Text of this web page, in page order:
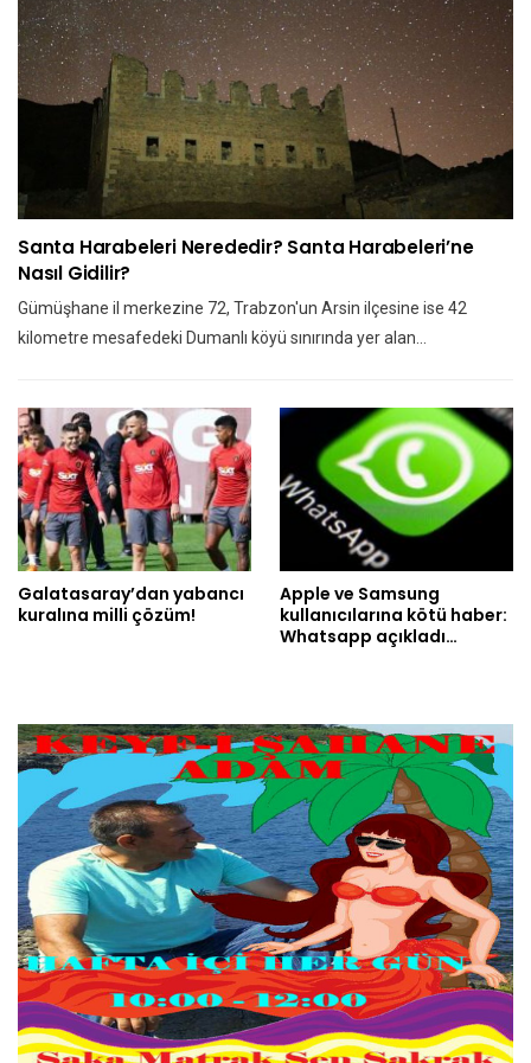
Santa Harabeleri Nerededir? Santa Harabeleri’ne
Nasıl Gidilir?
Gümüşhane il merkezine 72, Trabzon'un Arsin ilçesine ise 42
kilometre mesafedeki Dumanlı köyü sınırında yer alan…
Galatasaray’dan yabancı
kuralına milli çözüm!
Apple ve Samsung
kullanıcılarına kötü haber:
Whatsapp açıkladı…